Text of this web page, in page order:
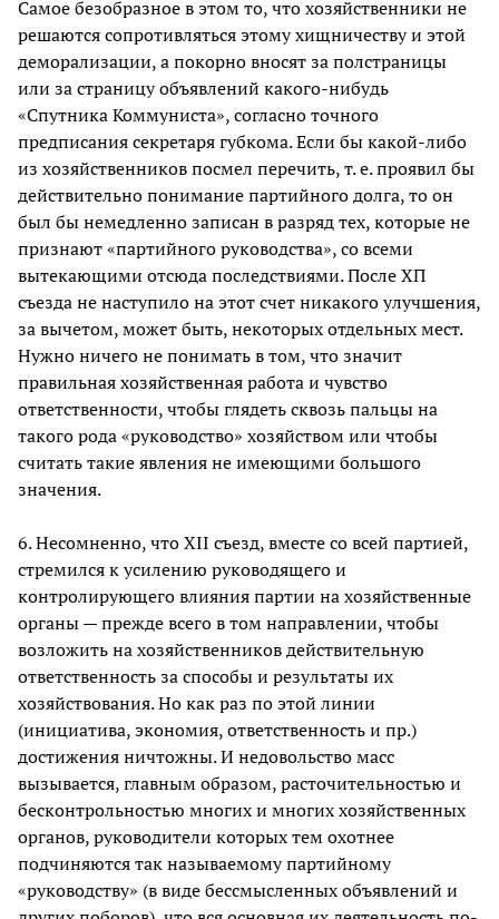
Самое безобразное в этом то, что хозяйственники не
решаются сопротивляться этому хищничеству и этой
деморализации, а покорно вносят за полстраницы
или за страницу объявлений какого-нибудь
«Спутника Коммуниста», согласно точного
предписания секретаря губкома. Если бы какой-либо
из хозяйственников посмел перечить, т. е. проявил бы
действительно понимание партийного долга, то он
был бы немедленно записан в разряд тех, которые не
признают «партийного руководства», со всеми
вытекающими отсюда последствиями. После ХП
съезда не наступило на этот счет никакого улучшения,
за вычетом, может быть, некоторых отдельных мест.
Нужно ничего не понимать в том, что значит
правильная хозяйственная работа и чувство
ответственности, чтобы глядеть сквозь пальцы на
такого рода «руководство» хозяйством или чтобы
считать такие явления не имеющими большого
значения.
6. Несомненно, что XII съезд, вместе со всей партией,
стремился к усилению руководящего и
контролирующего влияния партии на хозяйственные
органы — прежде всего в том направлении, чтобы
возложить на хозяйственников действительную
ответственность за способы и результаты их
хозяйствования. Но как раз по этой линии
(инициатива, экономия, ответственность и пр.)
достижения ничтожны. И недовольство масс
вызывается, главным образом, расточительностью и
бесконтрольностью многих и многих хозяйственных
органов, руководители которых тем охотнее
подчиняются так называемому партийному
«руководству» (в виде бессмысленных объявлений и